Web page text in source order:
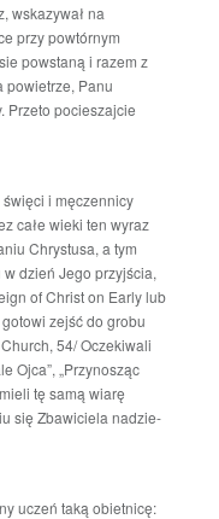
wskazywał na
przy powtórnym
powstaną i razem z
powietrze, Panu
Przeto pocieszajcie
i męczennicy
całe wieki ten wyraz
Chrystusa, a tym
dzień Jego przyjścia,
of Christ on Early lub
zejść do grobu
54/ Oczekiwali
Ojca”, „Przynosząc
tę samą wiarę
się Zbawiciela nadzie-
uczeń taką obietnicę: